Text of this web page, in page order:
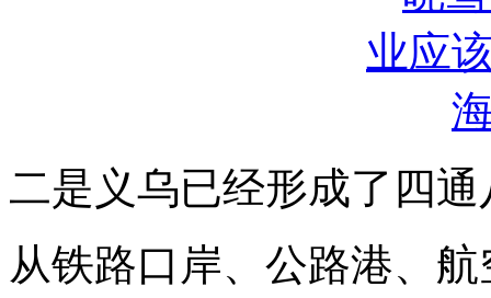
二是义乌已经形成了四
从铁路口岸、公路港、